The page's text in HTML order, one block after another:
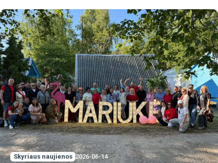
Skyriaus naujienos 2026-06-14